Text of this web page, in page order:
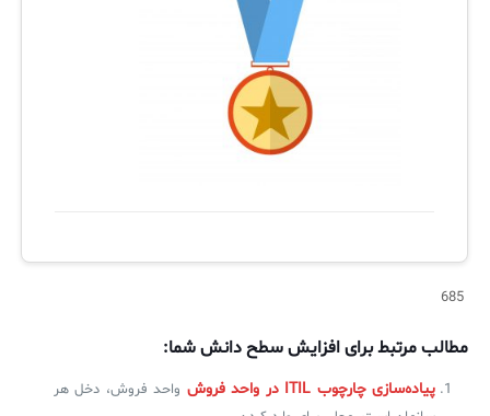
685
مطالب مرتبط برای افزایش سطح دانش شما:
پیاده‌سازی چارچوب ITIL در واحد فروش
واحد فروش، دخل هر